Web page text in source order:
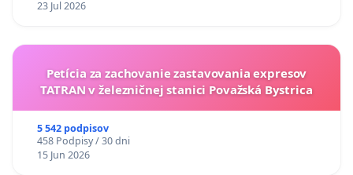
odvodňovacích kanálov na Slovensku
23 Jul 2026
Petícia za zachovanie zastavovania expresov
TATRAN v železničnej stanici Považská Bystrica
5 542 podpisov
458 Podpisy / 30 dni
15 Jun 2026